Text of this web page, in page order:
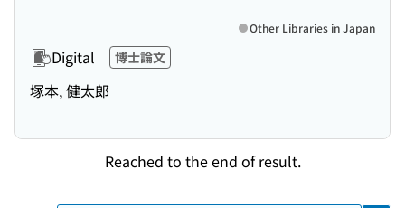
Digital 博士論文
塚本, 健太郎
Other Libraries in Japan
Reached to the end of result.